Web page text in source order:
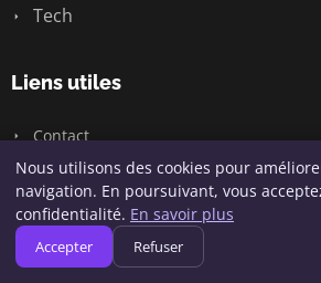
Tech
Liens utiles
Contact
Informations
Plan du site
Nous utilisons des cookies pour
navigation. En poursuivant, vous
confidentialité. En savoir plus
Accepter Refuser